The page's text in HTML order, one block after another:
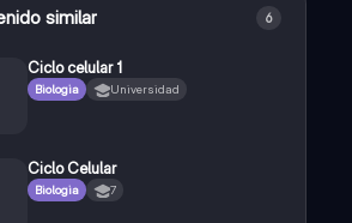
similar 6
Ciclo celular 1
Biologia Universidad
Ciclo Celular
Biologia 7